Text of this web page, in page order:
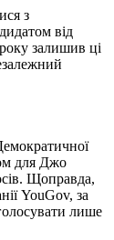
з
від
залишив ці
для Джо
Щоправда,
YouGov, за
лише